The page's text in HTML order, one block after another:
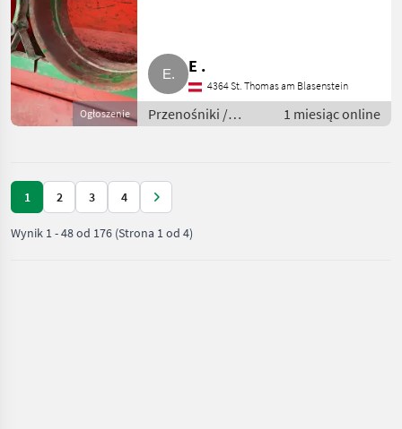
Ogłoszenie
E .
4364 St. Thomas am Blasenstein
Przenośniki /
Przenośniki
1 miesiąc online
1 2 3 4
Wynik 1-48od 176 (Strona 1 od 4)